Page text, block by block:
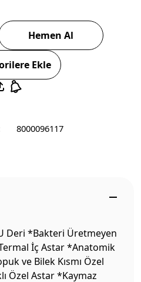
Hemen Al
Ekle
8000096117
Deri *Bakteri Üretmeyen
İç Astar *Anatomik
ve Bilek Kısmı Özel
Özel Astar *Kaymaz